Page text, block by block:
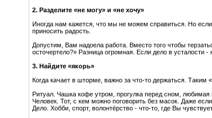
2. Разделите «не могу» и «не хочу»
Иногда нам кажется, что мы не можем справиться. Но
приносить радость.
Допустим, Вам надоела работа. Вместо того чтобы
осточертело?» Разница огромная. Если дело в усталости
3. Найдите «якорь»
Когда качает в шторме, важно за что-то держаться. Таким
Ритуал. Чашка кофе утром, прогулка перед сном, любимая
Человек. Тот, с кем можно поговорить без масок. Даже
Дело. Хобби, спорт, волонтёрство - что-то, где Вы